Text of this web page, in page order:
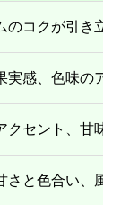
のコクが引き立
実感、色味のア
クセント、甘味
さと色合い、風